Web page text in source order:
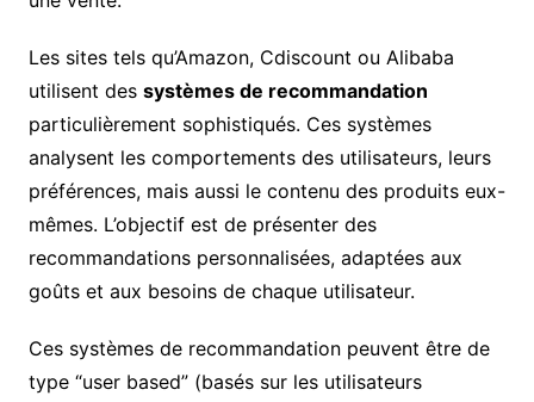
Les sites tels qu’Amazon, Cdiscount ou Alibaba
utilisent des systèmes de recommandation
particulièrement sophistiqués. Ces systèmes
analysent les comportements des utilisateurs, leurs
préférences, mais aussi le contenu des produits eux-
mêmes. L’objectif est de présenter des
recommandations personnalisées, adaptées aux
goûts et aux besoins de chaque utilisateur.
Ces systèmes de recommandation peuvent être de
type “user based” (basés sur les utilisateurs